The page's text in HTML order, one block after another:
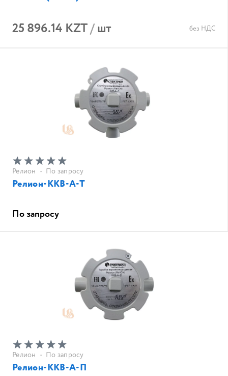
25 896.14 KZT/шт без НДС
Релион • По запросу
Релион-ККВ-А-Т
По запросу
Релион • По запросу
Релион-ККВ-А-П